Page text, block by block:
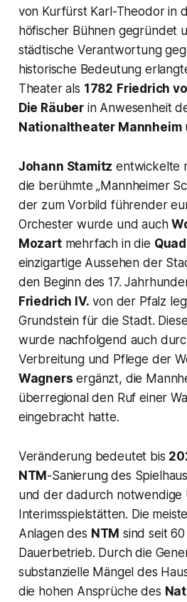
von Kurfürst Karl-Theodor in
höfischer Bühnen gegründet
städtische Verantwortung
historische Bedeutung
Theater als 1782 Friedrich
Die Räuber in Anwesenheit
Nationaltheater Mannheim
Johann Stamitz entwickelte
die berühmte „Mannheimer
der zum Vorbild führender
Orchester wurde und auch
Mozartmehrfach in die
einzigartige Aussehen der
den Beginn des 17.
Friedrich IV. von der Pfalz
Grundstein für die Stadt.
wurde nachfolgend auch
Verbreitung und Pflege der
Wagners ergänzt, die
überregional den Ruf einer
eingebracht hatte.
Veränderung bedeutet bis
NTM-Sanierung des
und der dadurch notwendige
Interimsspielstätten. Die
Anlagen des NTM sind seit
Dauerbetrieb. Durch die
substanzielle Mängel des
die hohen Ansprüche des